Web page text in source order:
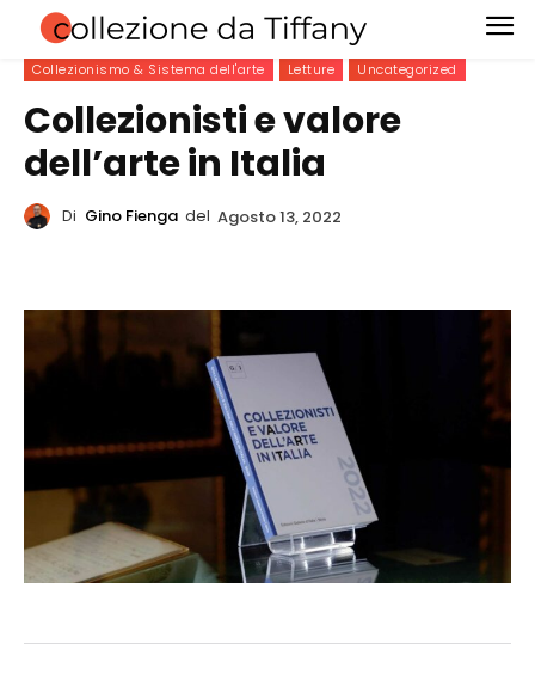
Collezionismo & Sistema dell'arte Letture Uncategorized
Collezionisti e valore
dell’arte in Italia
Di Gino Fienga del Agosto 13, 2022